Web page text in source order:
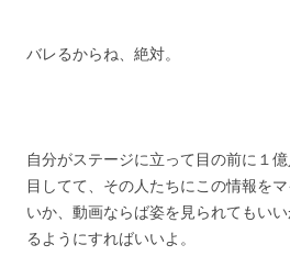
バレるからね、絶対。
自分がステージに立って目の前に１
目してて、その人たちにこの情報を
いか、動画ならば姿を見られてもい
るようにすればいいよ。